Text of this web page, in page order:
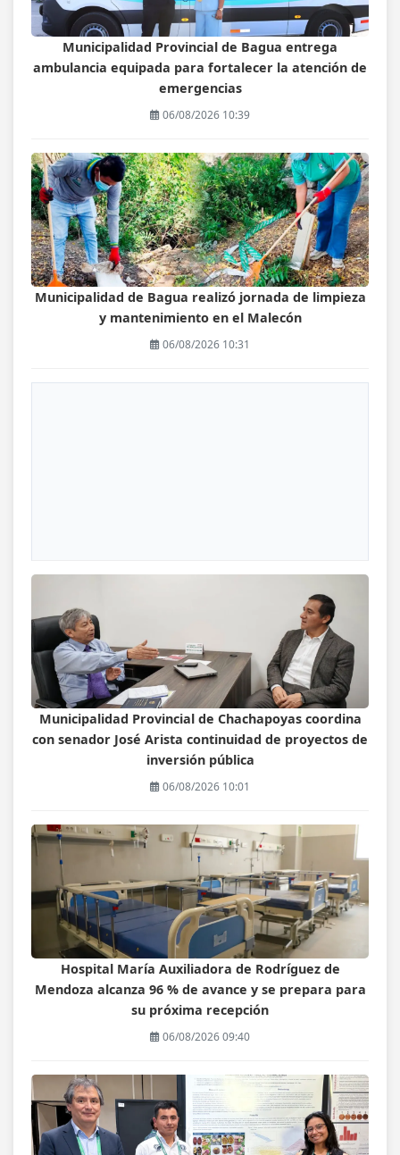
Municipalidad Provincial de Bagua entrega
ambulancia equipada para fortalecer la atención de
emergencias
06/08/2026 10:39
Municipalidad de Bagua realizó jornada de limpieza
y mantenimiento en el Malecón
06/08/2026 10:31
Municipalidad Provincial de Chachapoyas coordina
con senador José Arista continuidad de proyectos de
inversión pública
06/08/2026 10:01
Hospital María Auxiliadora de Rodríguez de
Mendoza alcanza 96 % de avance y se prepara para
su próxima recepción
06/08/2026 09:40